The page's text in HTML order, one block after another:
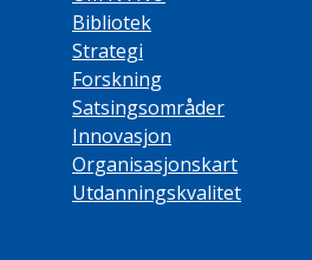
Bibliotek
Strategi
Forskning
Satsingsområder
Innovasjon
Organisasjonskart
Utdanningskvalitet